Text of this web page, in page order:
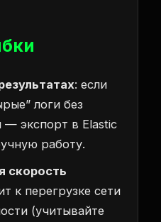
: если
логи без
— экспорт в Elastic
работу.
скорость
к перегрузке сети
(учитывайте